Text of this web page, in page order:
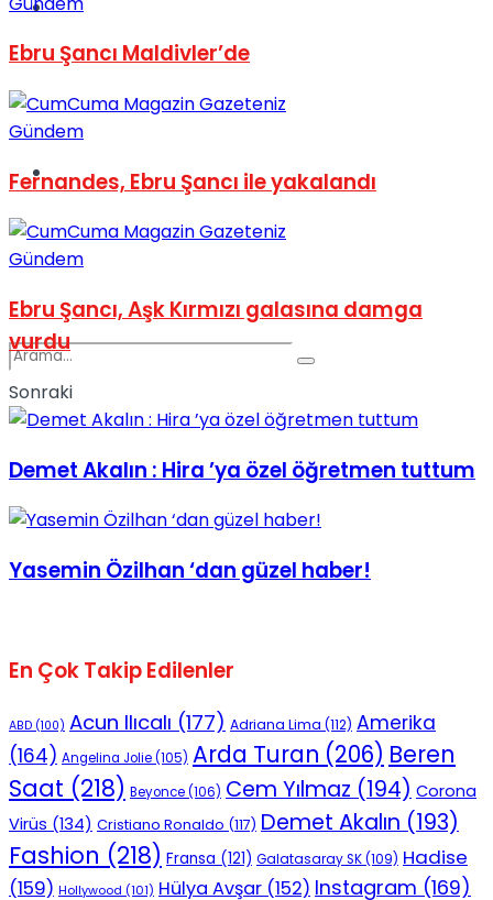
Spor
Podcast
No Result
View All Result
Ebru Şancı Maldivler’de
Gündem
Fernandes, Ebru Şancı ile yakalandı
Gündem
Ebru Şancı, Aşk Kırmızı galasına damga
vurdu
Sonraki
Demet Akalın : Hira ’ya özel öğretmen tuttum
Yasemin Özilhan ‘dan güzel haber!
En Çok Takip Edilenler
ABD (100) Acun Ilıcalı (177) Adriana Lima (112) Amerika
(164) Angelina Jolie(105) Arda Turan (206) Beren
Saat (218) Beyonce(106) Cem Yılmaz (194) Corona
Virüs (134) Cristiano Ronaldo (117) Demet Akalın (193)
Fashion (218) Fransa (121) Galatasaray SK(109) Hadise
(159) Hollywood (101) Hülya Avşar (152) Instagram (169)